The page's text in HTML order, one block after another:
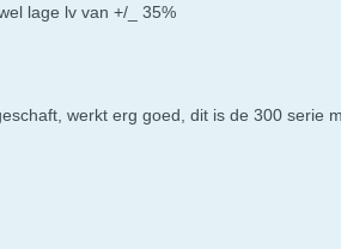
lage lv van +/_ 35%
werkt erg goed, dit is de 300 serie